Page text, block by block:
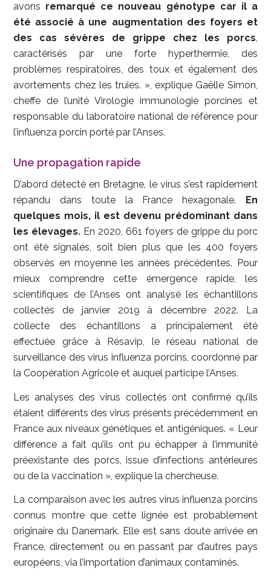
avons remarqué ce nouveau génotype car il a
été associé à une augmentation des foyers et
des cas sévères de grippe chez les porcs,
caractérisés par une forte hyperthermie, des
problèmes respiratoires, des toux et également des
avortements chez les truies. », explique Gaëlle Simon,
cheffe de l’unité Virologie immunologie porcines et
responsable du laboratoire national de référence pour
l’influenza porcin porté par l’Anses.
Une propagation rapide
D’abord détecté en Bretagne, le virus s’est rapidement
répandu dans toute la France hexagonale. En
quelques mois, il est devenu prédominant dans
les élevages. En 2020, 661 foyers de grippe du porc
ont été signalés, soit bien plus que les 400 foyers
observés en moyenne les années précédentes. Pour
mieux comprendre cette émergence rapide, les
scientifiques de l’Anses ont analysé les échantillons
collectés de janvier 2019 à décembre 2022. La
collecte des échantillons a principalement été
effectuée grâce à Résavip, le réseau national de
surveillance des virus influenza porcins, coordonné par
la Coopération Agricole et auquel participe l’Anses.
Les analyses des virus collectés ont confirmé qu’ils
étaient différents des virus présents précédemment en
France aux niveaux génétiques et antigéniques. « Leur
différence a fait qu’ils ont pu échapper à l’immunité
préexistante des porcs, issue d’infections antérieures
ou de la vaccination », explique la chercheuse.
La comparaison avec les autres virus influenza porcins
connus montre que cette lignée est probablement
originaire du Danemark. Elle est sans doute arrivée en
France, directement ou en passant par d’autres pays
européens, via l’importation d’animaux contaminés.